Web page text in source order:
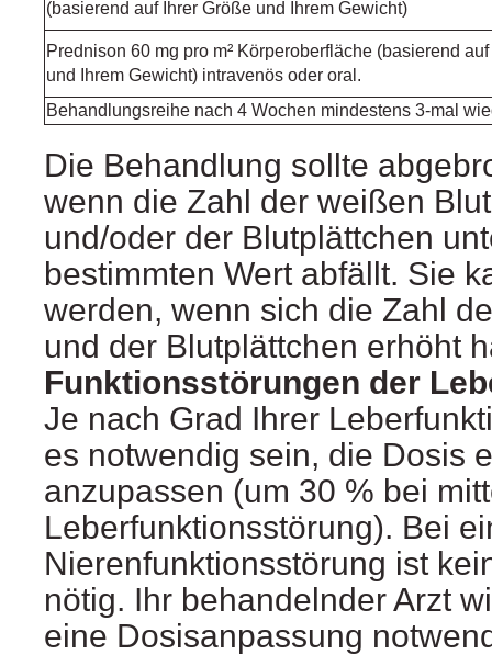
(basierend auf Ihrer Größe und Ihrem Gewicht)
Prednison 60 mg pro m² Körperoberfläche (basierend
und Ihrem Gewicht) intravenös oder oral.
Behandlungsreihe nach 4 Wochen mindestens 3-mal
Die Behandlung sollte
wenn die Zahl der weißen
und/oder der Blutplättchen
bestimmten Wert abfällt. Sie
werden, wenn sich die Zahl
und der Blutplättchen erhöht
Funktionsstörungen der
Je nach Grad Ihrer
es notwendig sein, die Dosis
anzupassen (um 30 % bei
Leberfunktionsstörung). Bei
Nierenfunktionsstörung ist
nötig. Ihr behandelnder Arzt
eine Dosisanpassung